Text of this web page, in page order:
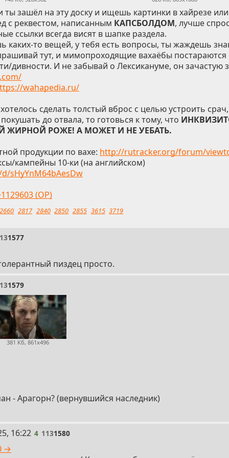
ты зашёл на эту доску и ищешь картинки в хайрезе
с реквестом, написанным КАПСБОЛДОМ, лучше
ссылки всегда висят в шапке раздела.
каких-то вещей, у тебя есть вопросы, ты жаждешь
тут, и мимопроходящие вахаёбы постараются
дивности. И не забывай о Лексикануме, он зачастую
wahapedia.ru/
сделать толстый вброс с целью устроить
до отвала, то готовься к тому, что
РОЖЕ! А МОЖЕТ И НЕ УЕБАТЬ.
продукции по вахе: http://rutracker.org/forum/
кампейны 10-ки (на английском)
sHyYnM64bAesDw
(OP)
2660 2817 2840 2850 2855 3615 3719
1577
пиздец просто.
1579
381 Кб, 861x496
- Арагорн? (вернувшийся наследник)
16:22 4 1131580
→